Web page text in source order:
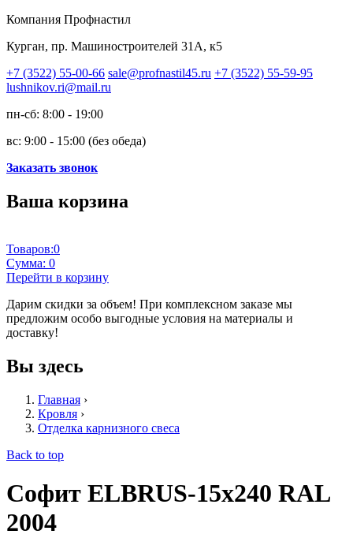
Компания Профнастил
Курган, пр. Машиностроителей 31А, к5
+7 (3522) 55-00-66 sale@profnastil45.ru +7 (3522) 55-59-95
lushnikov.ri@mail.ru
пн-сб: 8:00 - 19:00
вс: 9:00 - 15:00 (без обеда)
Заказать звонок
Ваша корзина
Товаров:0
Сумма: 0
Перейти в корзину
Дарим скидки за объем! При комплексном заказе мы
предложим особо выгодные условия на материалы и
доставку!
Вы здесь
Главная ›
Кровля ›
Отделка карнизного свеса
Back to top
Софит ELBRUS-15х240 RAL
2004